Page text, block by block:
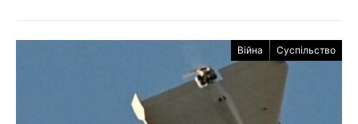
Війна Суспільство